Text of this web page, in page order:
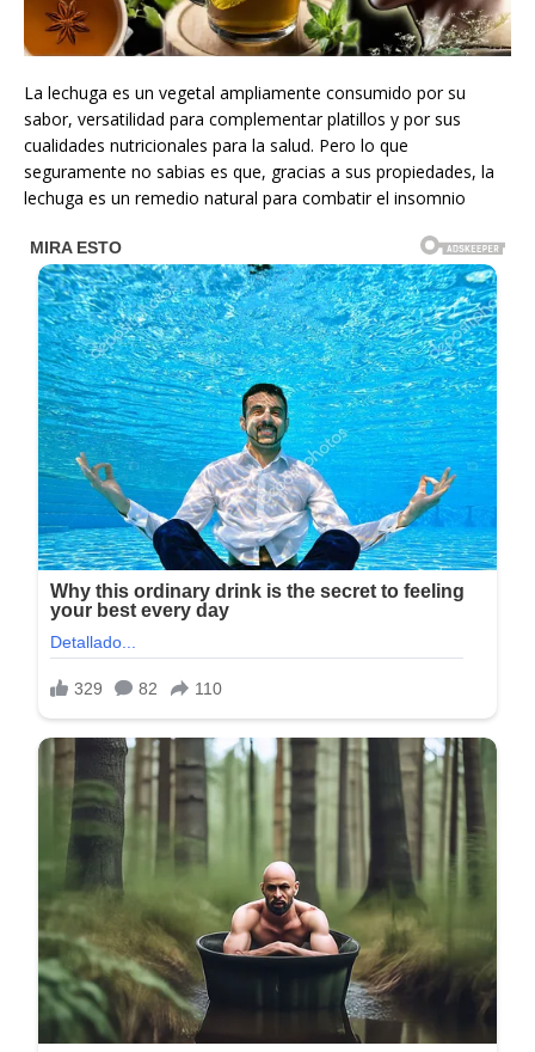
La lechuga es un vegetal ampliamente consumido por su
sabor, versatilidad para complementar platillos y por sus
cualidades nutricionales para la salud. Pero lo que
seguramente no sabias es que, gracias a sus propiedades, la
lechuga es un remedio natural para combatir el insomnio